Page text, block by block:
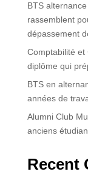
BTS
rassemblent
dépassement
Comptabilité et
diplôme qui
BTS en
années de
Alumni Club
anciens
Recent